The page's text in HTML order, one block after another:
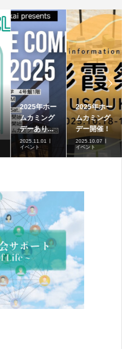
2025年ホー
ムカミング
デーあり...
2025.11.01
イベント
2025年ホー
ムカミング
デー開催！
2025.10.07
イベント
